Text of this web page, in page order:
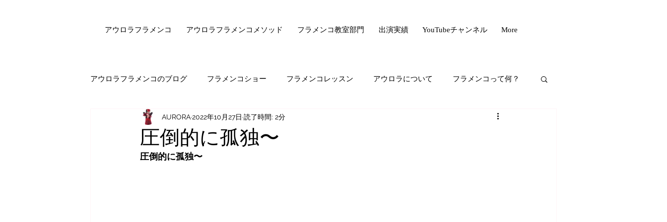
アウロラフラメンコ アウロラフラメンコメソッド フラメンコ教室部門 出演実績 YouTubeチャンネル More
アウロラフラメンコのブログ フラメンコショー フラメンコレッスン アウロラについて フラメンコって何？
健康・美容 フラメンコダンサー驚きの美容法シリーズ
オンラインレッスン エピソード・ゼロ・シリーズ
圧倒的に孤独〜
AURORA2022年10月27日 読了時間: 2分
圧倒的に孤独〜